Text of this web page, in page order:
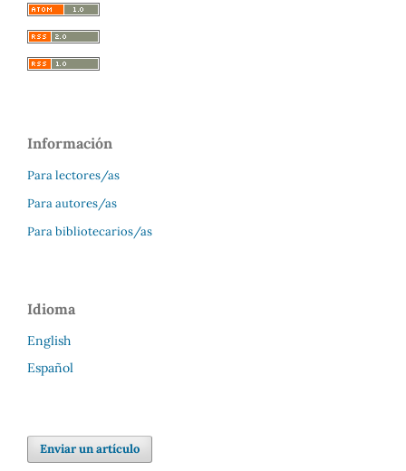
Información
Para lectores/as
Para autores/as
Para bibliotecarios/as
Idioma
English
Español
Enviar un artículo